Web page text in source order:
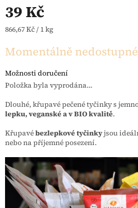
39 Kč
Měrná cena:
866,67 Kč / 1 kg
Momentálně nedostupné
Možnosti doručení
Položka byla vyprodána…
Dlouhé, křupavé pečené tyčinky s
lepku, veganské a v BIO kvalitě.
Křupavébezlepkové tyčinkyjsou
nebo na příjemné posezení.